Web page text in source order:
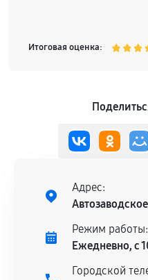
Итоговая оценка:
Адрес:
Режим работы:
Ежедневно, с
Городской